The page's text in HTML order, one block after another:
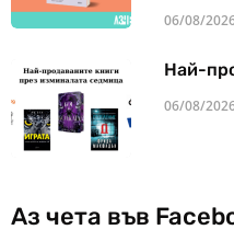
06/08/
Най-
06/08/
Аз чета във